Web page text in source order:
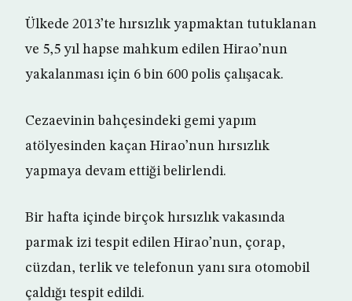
Ülkede 2013’te hırsızlık yapmaktan tutuklanan
ve 5,5 yıl hapse mahkum edilen Hirao’nun
yakalanması için 6 bin 600 polis çalışacak.
Cezaevinin bahçesindeki gemi yapım
atölyesinden kaçan Hirao’nun hırsızlık
yapmaya devam ettiği belirlendi.
Bir hafta içinde birçok hırsızlık vakasında
parmak izi tespit edilen Hirao’nun, çorap,
cüzdan, terlik ve telefonun yanı sıra otomobil
çaldığı tespit edildi.